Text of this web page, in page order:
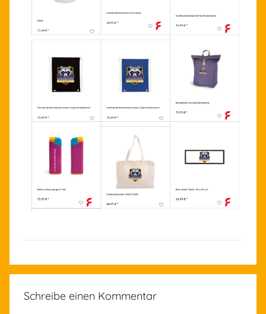
A
Schreibe einen Kommentar